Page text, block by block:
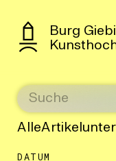
Burg
Alle
DATUM